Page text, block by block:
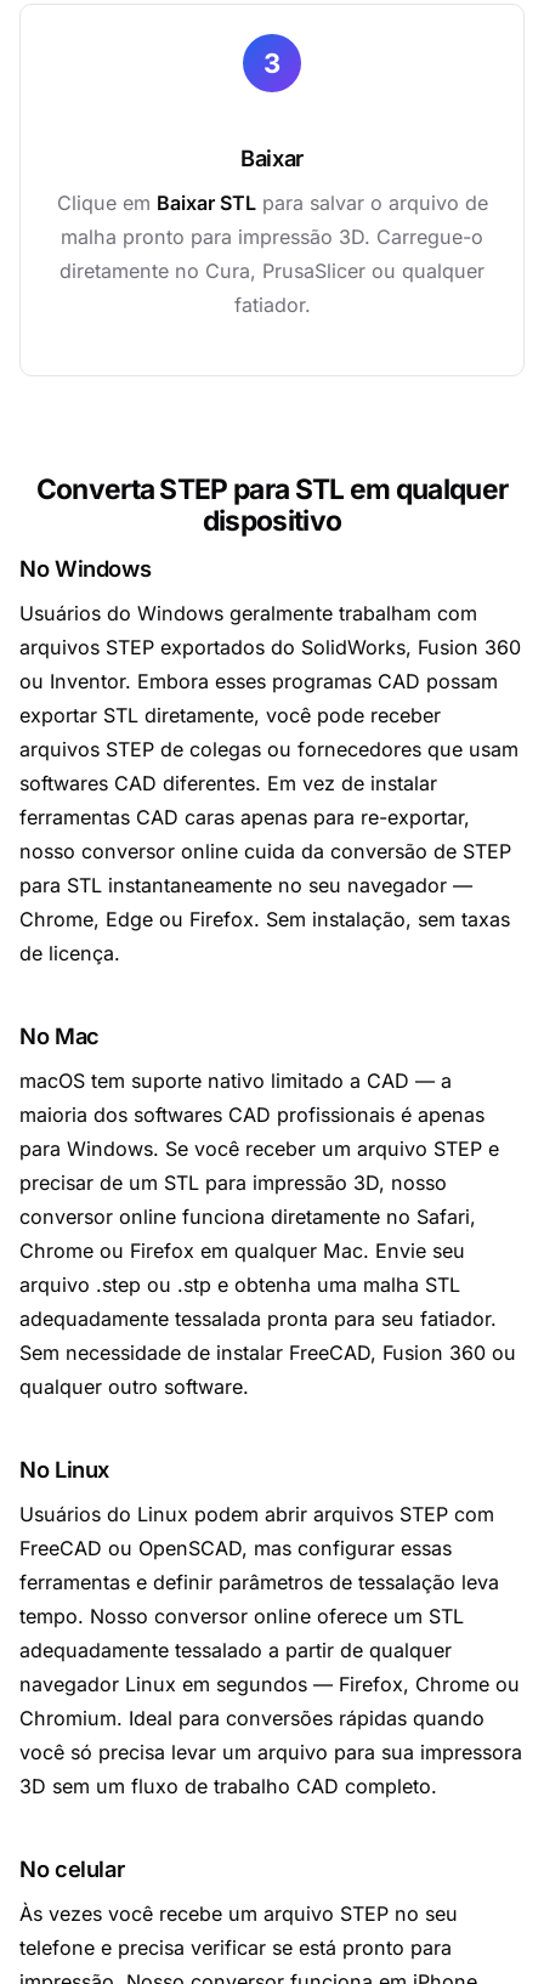
3
Baixar
Clique em Baixar STLpara salvar o arquivo de
malha pronto para impressão 3D. Carregue-o
diretamente no Cura, PrusaSlicer ou qualquer
fatiador.
Converta STEP para STL em qualquer
dispositivo
No Windows
Usuários do Windows geralmente trabalham com
arquivos STEP exportados do SolidWorks, Fusion 360
ou Inventor. Embora esses programas CAD possam
exportar STL diretamente, você pode receber
arquivos STEP de colegas ou fornecedores que usam
softwares CAD diferentes. Em vez de instalar
ferramentas CAD caras apenas para re-exportar,
nosso conversor online cuida da conversão de STEP
para STL instantaneamente no seu navegador —
Chrome, Edge ou Firefox. Sem instalação, sem taxas
de licença.
No Mac
macOS tem suporte nativo limitado a CAD — a
maioria dos softwares CAD profissionais é apenas
para Windows. Se você receber um arquivo STEP e
precisar de um STL para impressão 3D, nosso
conversor online funciona diretamente no Safari,
Chrome ou Firefox em qualquer Mac. Envie seu
arquivo .step ou .stp e obtenha uma malha STL
adequadamente tessalada pronta para seu fatiador.
Sem necessidade de instalar FreeCAD, Fusion 360 ou
qualquer outro software.
No Linux
Usuários do Linux podem abrir arquivos STEP com
FreeCAD ou OpenSCAD, mas configurar essas
ferramentas e definir parâmetros de tessalação leva
tempo. Nosso conversor online oferece um STL
adequadamente tessalado a partir de qualquer
navegador Linux em segundos — Firefox, Chrome ou
Chromium. Ideal para conversões rápidas quando
você só precisa levar um arquivo para sua impressora
3D sem um fluxo de trabalho CAD completo.
No celular
Às vezes você recebe um arquivo STEP no seu
telefone e precisa verificar se está pronto para